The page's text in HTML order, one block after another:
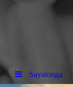
Sayalonga